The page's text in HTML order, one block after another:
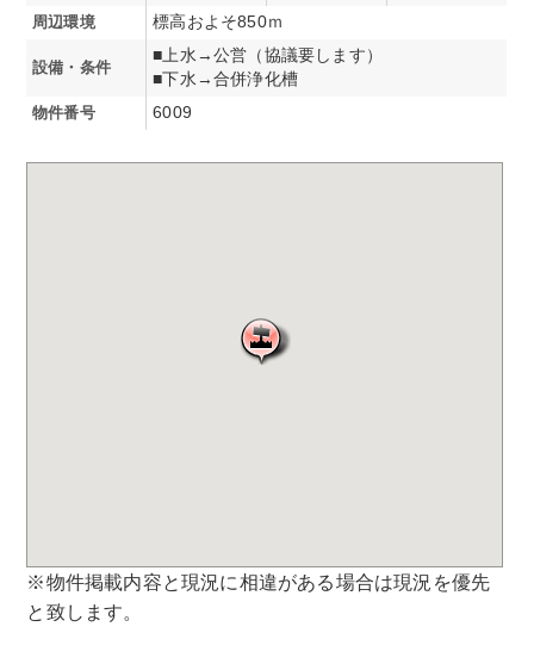
周辺環境
標高およそ850ｍ
設備・条件
■上水→公営（協議要します）
■下水→合併浄化槽
物件番号
6009
※物件掲載内容と現況に相違がある場合は現況を優先
と致します。